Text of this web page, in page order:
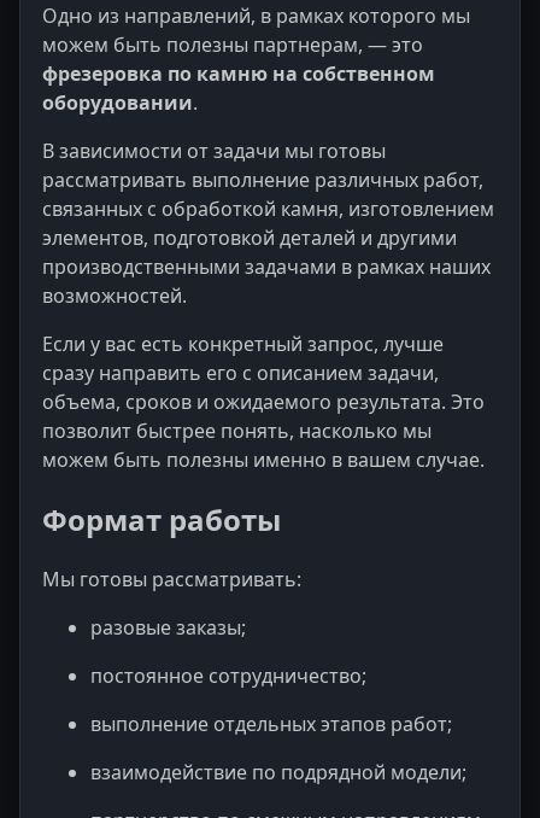
Одно из направлений, в рамках которого мы
можем быть полезны партнерам, — это
фрезеровка по камню на собственном
оборудовании.
В зависимости от задачи мы готовы
рассматривать выполнение различных работ,
связанных с обработкой камня, изготовлением
элементов, подготовкой деталей и другими
производственными задачами в рамках наших
возможностей.
Если у вас есть конкретный запрос, лучше
сразу направить его с описанием задачи,
объема, сроков и ожидаемого результата. Это
позволит быстрее понять, насколько мы
можем быть полезны именно в вашем случае.
Формат работы
Мы готовы рассматривать:
разовые заказы;
постоянное сотрудничество;
выполнение отдельных этапов работ;
взаимодействие по подрядной модели;